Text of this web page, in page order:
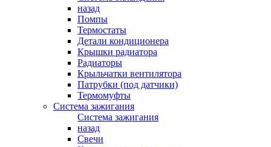
назад
Помпы
Термостаты
Детали кондиционера
Крышки радиатора
Радиаторы
Крыльчатки вентилятора
Патрубки (под датчики)
Термомуфты
Система зажигания
Система зажигания
назад
Свечи